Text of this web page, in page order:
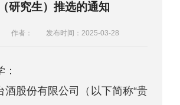
研究生）推选的通知
作者： 发布时间：2025-03-28
酒股份有限公司（以下简称“贵